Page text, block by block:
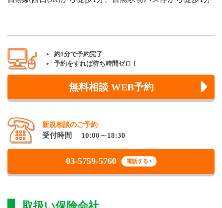
約1分で予約完了
予約をすれば待ち時間ゼロ！
無料相談 WEB予約
新規相談のご予約
受付時間 10:00～18:30
03-5759-5760 電話する